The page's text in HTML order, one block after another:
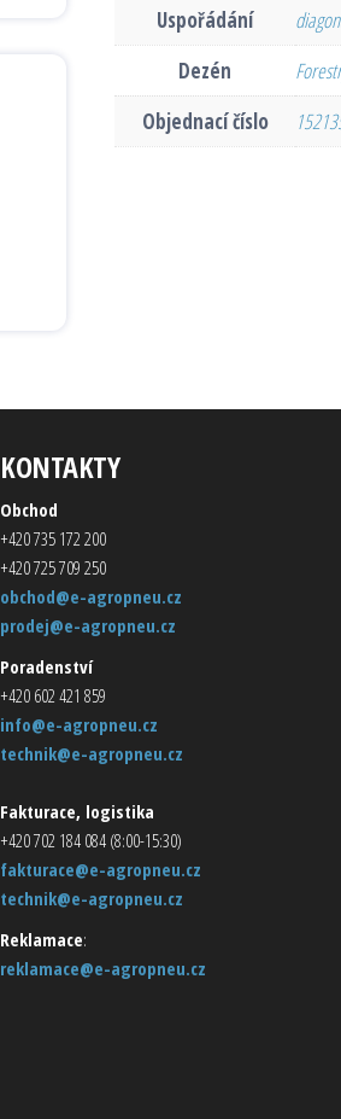
Uspořádání
Dezén
Objednací číslo
KONTAKTY
Obchod
+420 735 172 200
+420 725 709 250
obchod@e-agropneu.cz
prodej@e-agropneu.cz
Poradenství
+420 602 421 859
info@e-agropneu.cz
technik@e-agropneu.cz
Fakturace, logistika
+420 702 184 084 (8:00-15:30)
fakturace@e-agropneu.cz
technik@e-agropneu.cz
Reklamace:
reklamace@e-agropneu.cz